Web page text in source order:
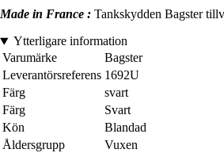
Made in France : Tankskydden Bagster
Ytterligare information
Varumärke
Bagster
Leverantörsreferens 1692U
Färg
svart
Färg
Svart
Kön
Blandad
Åldersgrupp
Vuxen